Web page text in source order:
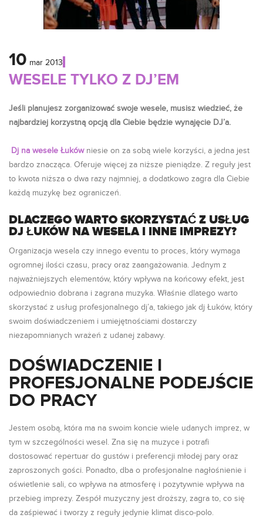
10 mar 2013
WESELE TYLKO Z DJ’EM
Jeśli planujesz zorganizować swoje wesele, musisz wiedzieć, że
najbardziej korzystną opcją dla Ciebie będzie wynajęcie DJ’a.
Dj na wesele Łukówniesie on za sobą wiele korzyści, a jedna jest
bardzo znacząca. Oferuje więcej za niższe pieniądze. Z reguły jest
to kwota niższa o dwa razy najmniej, a dodatkowo zagra dla Ciebie
każdą muzykę bez ograniczeń.
DLACZEGO WARTO SKORZYSTAĆ Z USŁUG
DJ ŁUKÓW NA WESELA I INNE IMPREZY?
Organizacja wesela czy innego eventu to proces, który wymaga
ogromnej ilości czasu, pracy oraz zaangażowania. Jednym z
najważniejszych elementów, który wpływa na końcowy efekt, jest
odpowiednio dobrana i zagrana muzyka. Właśnie dlatego warto
skorzystać z usług profesjonalnego dj’a, takiego jak dj Łuków, który
swoim doświadczeniem i umiejętnościami dostarczy
niezapomnianych wrażeń z udanej zabawy.
DOŚWIADCZENIE I
PROFESJONALNE PODEJŚCIE
DO PRACY
Jestem osobą, która ma na swoim koncie wiele udanych imprez, w
tym w szczególności wesel. Zna się na muzyce i potrafi
dostosować repertuar do gustów i preferencji młodej pary oraz
zaproszonych gości. Ponadto, dba o profesjonalne nagłośnienie i
oświetlenie sali, co wpływa na atmosferę i pozytywnie wpływa na
przebieg imprezy. Zespół muzyczny jest droższy, zagra to, co się
da zaśpiewać i tworzy z reguły jedynie klimat disco-polo.